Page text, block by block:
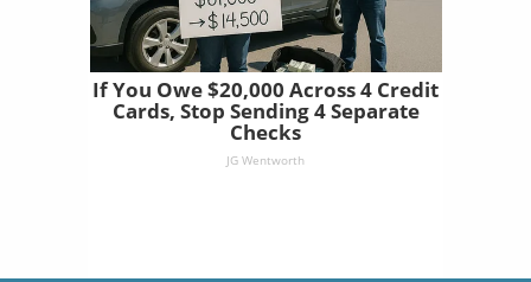
If You Owe $20,000 Across 4 Credit
Cards, Stop Sending 4 Separate
Checks
JG Wentworth